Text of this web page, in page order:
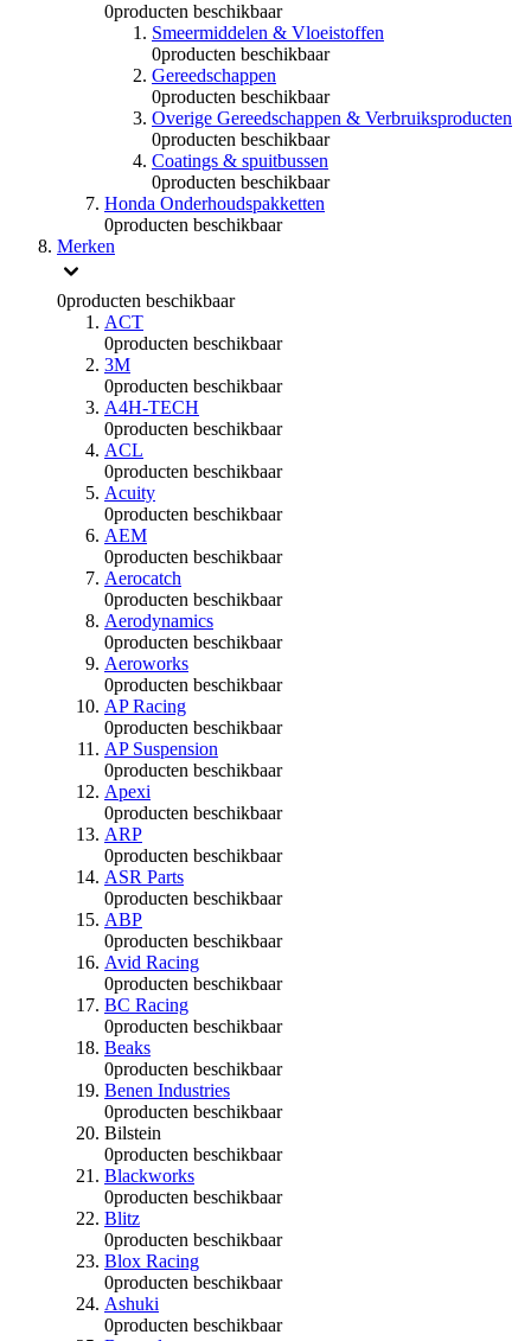
0producten beschikbaar
Smeermiddelen & Vloeistoffen
0producten beschikbaar
Gereedschappen
0producten beschikbaar
Overige Gereedschappen & Verbruiksproducten
0producten beschikbaar
Coatings & spuitbussen
0producten beschikbaar
Honda Onderhoudspakketten
0producten beschikbaar
Merken
0producten beschikbaar
ACT
0producten beschikbaar
3M
0producten beschikbaar
A4H-TECH
0producten beschikbaar
ACL
0producten beschikbaar
Acuity
0producten beschikbaar
AEM
0producten beschikbaar
Aerocatch
0producten beschikbaar
Aerodynamics
0producten beschikbaar
Aeroworks
0producten beschikbaar
AP Racing
0producten beschikbaar
AP Suspension
0producten beschikbaar
Apexi
0producten beschikbaar
ARP
0producten beschikbaar
ASR Parts
0producten beschikbaar
ABP
0producten beschikbaar
Avid Racing
0producten beschikbaar
BC Racing
0producten beschikbaar
Beaks
0producten beschikbaar
Benen Industries
0producten beschikbaar
Bilstein
0producten beschikbaar
Blackworks
0producten beschikbaar
Blitz
0producten beschikbaar
Blox Racing
0producten beschikbaar
Ashuki
0producten beschikbaar